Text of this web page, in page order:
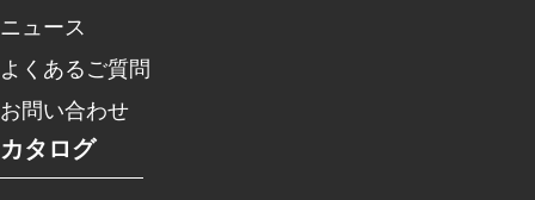
ニュース
よくあるご質問
お問い合わせ
カタログ